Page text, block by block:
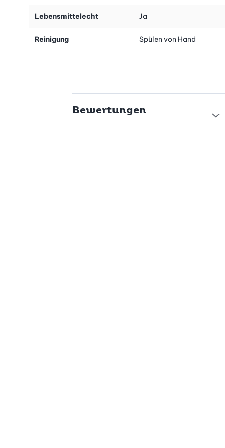
Spültuch mit heissem Wasser oder etwas milden Spülmittel
Lebensmittelecht Ja
Reinigung Spülen von Hand
Bewertungen